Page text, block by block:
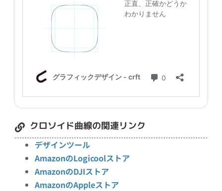
クロソイド曲線の関連リンク
デザインツール
AmazonのLogicoolストア
AmazonのDJIストア
AmazonのAppleストア